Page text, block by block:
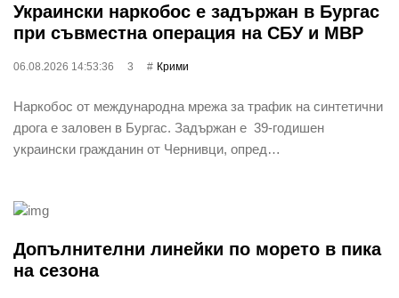
Украински наркобос е задържан в Бургас
при съвместна операция на СБУ и МВР
06.08.2026 14:53:36 3 Крими
Наркобос от международна мрежа за трафик на синтетични
дрога е заловен в Бургас. Задържан е 39-годишен
украински гражданин от Чернивци, опред…
Допълнителни линейки по морето в пика
на сезона